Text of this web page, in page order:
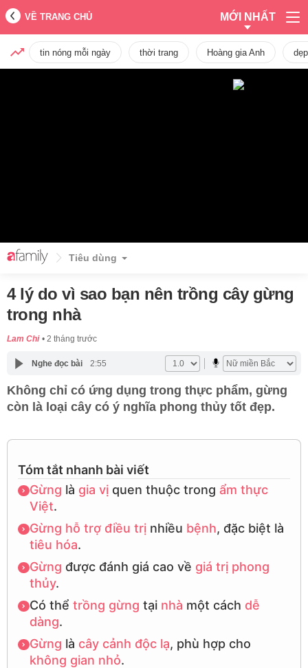
VỀ TRANG CHỦ MỚI NHẤT
tin nóng mỗi ngày thời trang Hoàng gia Anh dẹp
Tiêu dùng
4 lý do vì sao bạn nên trồng cây gừng
trong nhà
Lam Chi 2 tháng trước
Nghe đọc bài 2:55
Không chỉ có ứng dụng trong thực phẩm, gừng
còn là loại cây có ý nghĩa phong thủy tốt đẹp.
Tóm tắt nhanh bài viết
Gừng là gia vịquen thuộc trong ẩm thực
Việt.
Gừng hỗ trợ điều trịnhiều bệnh, đặc biệt là
tiêu hóa.
Gừng được đánh giá cao về giá trị phong
thủy.
Có thể trồng gừng tại nhà một cách dễ
dàng.
Gừng là cây cảnh độc lạ, phù hợp cho
không gian nhỏ.